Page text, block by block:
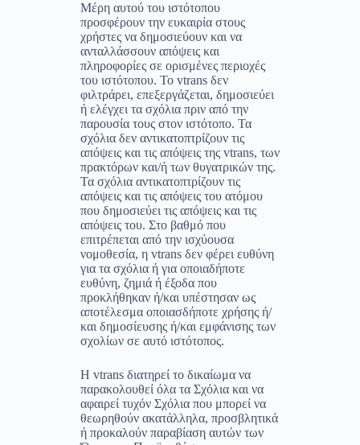
Μέρη αυτού του ιστότοπου
προσφέρουν την ευκαιρία στους
χρήστες να δημοσιεύουν και να
ανταλλάσσουν απόψεις και
πληροφορίες σε ορισμένες περιοχές
του ιστότοπου. Το vtrans δεν
φιλτράρει, επεξεργάζεται, δημοσιεύει
ή ελέγχει τα σχόλια πριν από την
παρουσία τους στον ιστότοπο. Τα
σχόλια δεν αντικατοπτρίζουν τις
απόψεις και τις απόψεις της vtrans, των
πρακτόρων και/ή των θυγατρικών της.
Τα σχόλια αντικατοπτρίζουν τις
απόψεις και τις απόψεις του ατόμου
που δημοσιεύει τις απόψεις και τις
απόψεις του. Στο βαθμό που
επιτρέπεται από την ισχύουσα
νομοθεσία, η vtrans δεν φέρει ευθύνη
για τα σχόλια ή για οποιαδήποτε
ευθύνη, ζημιά ή έξοδα που
προκλήθηκαν ή/και υπέστησαν ως
αποτέλεσμα οποιασδήποτε χρήσης ή/
και δημοσίευσης ή/και εμφάνισης των
σχολίων σε αυτό ιστότοπος.
Η vtrans διατηρεί το δικαίωμα να
παρακολουθεί όλα τα Σχόλια και να
αφαιρεί τυχόν Σχόλια που μπορεί να
θεωρηθούν ακατάλληλα, προσβλητικά
ή προκαλούν παραβίαση αυτών των